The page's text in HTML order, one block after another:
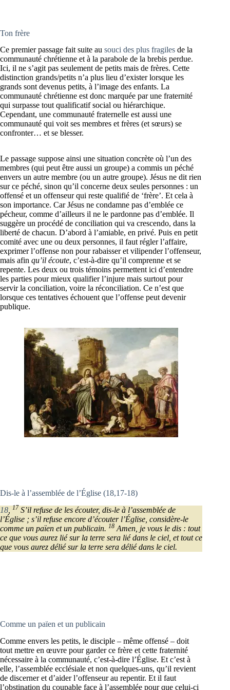
Ton frère
Ce premier passage fait suite au souci des plus fragiles de la
communauté chrétienne et à la parabole de la brebis perdue.
Ici, il ne s’agit pas seulement de petits mais de frères. Cette
distinction grands/petits n’a plus lieu d’exister lorsque les
grands sont devenus petits, à l’image des enfants. La
communauté chrétienne est donc marquée par une fraternité
qui surpasse tout qualificatif social ou hiérarchique.
Cependant, une communauté fraternelle est aussi une
communauté qui voit ses membres et frères (et sœurs) se
confronter… et se blesser.
Le passage suppose ainsi une situation concrète où l’un des
membres (qui peut être aussi un groupe) a commis un péché
envers un autre membre (ou un autre groupe). Jésus ne dit rien
sur ce péché, sinon qu’il concerne deux seules personnes : un
offensé et un offenseur qui reste qualifié de ‘frère’. Et cela à
son importance. Car Jésus ne condamne pas d’emblée ce
pécheur, comme d’ailleurs il ne le pardonne pas d’emblée. Il
suggère un procédé de conciliation qui va crescendo, dans la
liberté de chacun. D’abord à l’amiable, en privé. Puis en petit
comité avec une ou deux personnes, il faut régler l’affaire,
exprimer l’offense non pour rabaisser et vilipender l’offenseur,
mais afin qu’il écoute, c’est-à-dire qu’il comprenne et se
repente. Les deux ou trois témoins permettent ici d’entendre
les parties pour mieux qualifier l’injure mais surtout pour
servir la conciliation, voire la réconciliation. Ce n’est que
lorsque ces tentatives échouent que l’offense peut devenir
publique.
Dis-le à l’assemblée de l’Église (18,17-18)
18 17 S’il refuse de les écouter, dis-le à l’assemblée de
l’Église ; s’il refuse encore d’écouter l’Église, considère-le
comme un païen et un publicain. 18 Amen, je vous le dis : tout
ce que vous aurez lié sur la terre sera lié dans le ciel, et tout ce
que vous aurez délié sur la terre sera délié dans le ciel.
Comme un païen et un publicain
Comme envers les petits, le disciple – même offensé – doit
tout mettre en œuvre pour garder ce frère et cette fraternité
nécessaire à la communauté, c’est-à-dire l’Église. Et c’est à
elle, l’assemblée ecclésiale et non quelques-uns, qu’il revient
de discerner et d’aider l’offenseur au repentir. Et il faut
l’obstination du coupable face à l’assemblée pour que celui-ci